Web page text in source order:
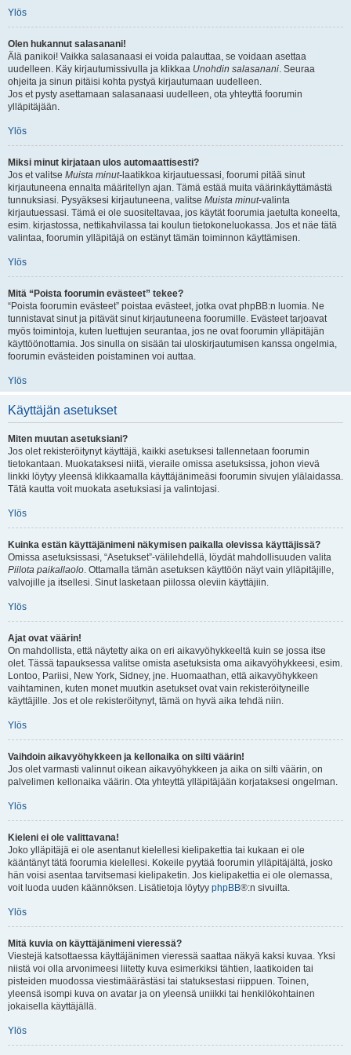
Ylös
Olen hukannut salasanani!
Älä panikoi! Vaikka salasanaasi ei voida palauttaa, se voidaan asettaa
uudelleen. Käy kirjautumissivulla ja klikkaa Unohdin salasanani. Seuraa
ohjeita ja sinun pitäisi kohta pystyä kirjautumaan uudelleen.
Jos et pysty asettamaan salasanaasi uudelleen, ota yhteyttä foorumin
ylläpitäjään.
Ylös
Miksi minut kirjataan ulos automaattisesti?
Jos et valitse Muista minut-laatikkoa kirjautuessasi, foorumi pitää sinut
kirjautuneena ennalta määritellyn ajan. Tämä estää muita väärinkäyttämästä
tunnuksiasi. Pysyäksesi kirjautuneena, valitse Muista minut-valinta
kirjautuessasi. Tämä ei ole suositeltavaa, jos käytät foorumia jaetulta koneelta,
esim. kirjastossa, nettikahvilassa tai koulun tietokoneluokassa. Jos et näe tätä
valintaa, foorumin ylläpitäjä on estänyt tämän toiminnon käyttämisen.
Ylös
Mitä “Poista foorumin evästeet” tekee?
“Poista foorumin evästeet” poistaa evästeet, jotka ovat phpBB:n luomia. Ne
tunnistavat sinut ja pitävät sinut kirjautuneena foorumille. Evästeet tarjoavat
myös toimintoja, kuten luettujen seurantaa, jos ne ovat foorumin ylläpitäjän
käyttöönottamia. Jos sinulla on sisään tai uloskirjautumisen kanssa ongelmia,
foorumin evästeiden poistaminen voi auttaa.
Ylös
Käyttäjän asetukset
Miten muutan asetuksiani?
Jos olet rekisteröitynyt käyttäjä, kaikki asetuksesi tallennetaan foorumin
tietokantaan. Muokataksesi niitä, vieraile omissa asetuksissa, johon vievä
linkki löytyy yleensä klikkaamalla käyttäjänimeäsi foorumin sivujen ylälaidassa.
Tätä kautta voit muokata asetuksiasi ja valintojasi.
Ylös
Kuinka estän käyttäjänimeni näkymisen paikalla olevissa käyttäjissä?
Omissa asetuksissasi, “Asetukset”-välilehdellä, löydät mahdollisuuden valita
Piilota paikallaolo. Ottamalla tämän asetuksen käyttöön näyt vain ylläpitäjille,
valvojille ja itsellesi. Sinut lasketaan piilossa oleviin käyttäjiin.
Ylös
Ajat ovat väärin!
On mahdollista, että näytetty aika on eri aikavyöhykkeeltä kuin se jossa itse
olet. Tässä tapauksessa valitse omista asetuksista oma aikavyöhykkeesi, esim.
Lontoo, Pariisi, New York, Sidney, jne. Huomaathan, että aikavyöhykkeen
vaihtaminen, kuten monet muutkin asetukset ovat vain rekisteröityneille
käyttäjille. Jos et ole rekisteröitynyt, tämä on hyvä aika tehdä niin.
Ylös
Vaihdoin aikavyöhykkeen ja kellonaika on silti väärin!
Jos olet varmasti valinnut oikean aikavyöhykkeen ja aika on silti väärin, on
palvelimen kellonaika väärin. Ota yhteyttä ylläpitäjään korjataksesi ongelman.
Ylös
Kieleni ei ole valittavana!
Joko ylläpitäjä ei ole asentanut kielellesi kielipakettia tai kukaan ei ole
kääntänyt tätä foorumia kielellesi. Kokeile pyytää foorumin ylläpitäjältä, josko
hän voisi asentaa tarvitsemasi kielipaketin. Jos kielipakettia ei ole olemassa,
voit luoda uuden käännöksen. Lisätietoja löytyy phpBB®:n sivuilta.
Ylös
Mitä kuvia on käyttäjänimeni vieressä?
Viestejä katsottaessa käyttäjänimen vieressä saattaa näkyä kaksi kuvaa. Yksi
niistä voi olla arvonimeesi liitetty kuva esimerkiksi tähtien, laatikoiden tai
pisteiden muodossa viestimäärästäsi tai statuksestasi riippuen. Toinen,
yleensä isompi kuva on avatar ja on yleensä uniikki tai henkilökohtainen
jokaisella käyttäjällä.
Ylös